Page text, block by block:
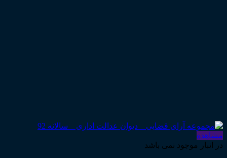
مشاهده
در انبار موجود نمی باشد